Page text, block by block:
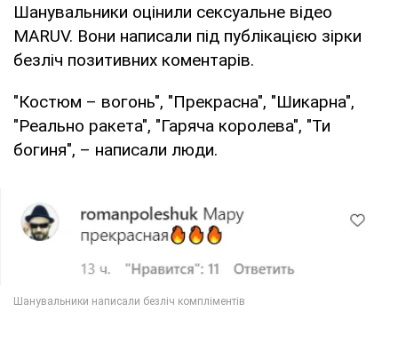
Шанувальники оцінили сексуальне відео
MARUV. Вони написали під публікацією зірки
безліч позитивних коментарів.
"Костюм – вогонь", "Прекрасна", "Шикарна",
"Реально ракета", "Гаряча королева", "Ти
богиня", – написали люди.